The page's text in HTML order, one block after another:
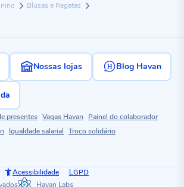
Blusas e Regatas
Nossas lojas Blog Havan
presentes Vagas Havan
Painel do colaborador
Igualdade salarial Troco solidário
Acessibilidade
LGPD
Havan Labs